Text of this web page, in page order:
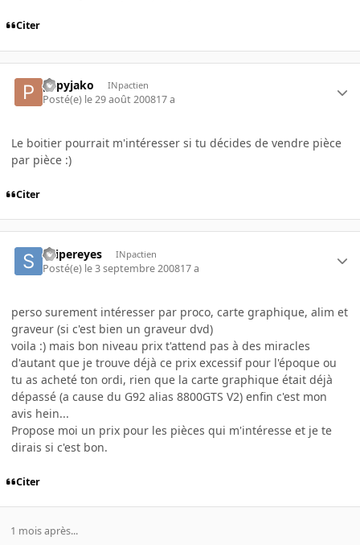
Citer
papyjako INpactien
Posté(e) le 29 août 200817 a
Le boitier pourrait m'intéresser si tu décides de vendre pièce
par pièce :)
Citer
snipereyes INpactien
Posté(e) le 3 septembre 200817 a
perso surement intéresser par proco, carte graphique, alim et
graveur (si c'est bien un graveur dvd)
voila :) mais bon niveau prix t'attend pas à des miracles
d'autant que je trouve déjà ce prix excessif pour l'époque ou
tu as acheté ton ordi, rien que la carte graphique était déjà
dépassé (a cause du G92 alias 8800GTS V2) enfin c'est mon
avis hein...
Propose moi un prix pour les pièces qui m'intéresse et je te
dirais si c'est bon.
Citer
1 mois après...